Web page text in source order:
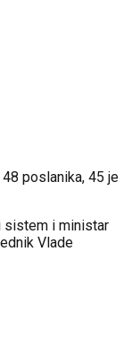
poslanika, 45 je
sistem i ministar
Vlade